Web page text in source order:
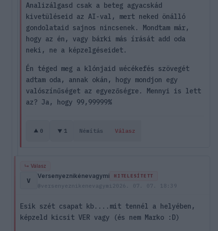
Analizálgasd csak a beteg agyacskád
kivetüléseid az AI-val, mert neked önálló
gondolataid sajnos nincsenek. Mondtam már,
hogy az én, vagy bárki más írását add oda
neki, ne a képzelgéseidet.
Én téged meg a klónjaid wécékefés szövegét
adtam oda, annak okán, hogy mondjon egy
valószínűséget az egyezőségre. Mennyi is lett
az? Ja, hogy 99,99999%
0 1 Némítás Válasz
↳ Válasz
V
Versenyeznikénevagymi HITELESÍTETT
@versenyeznikenevagymi2026. 07. 07. 18:39
Esik szét csapat kb....mit tennél a helyében,
képzeld kicsit VER vagy (és nem Marko :D)